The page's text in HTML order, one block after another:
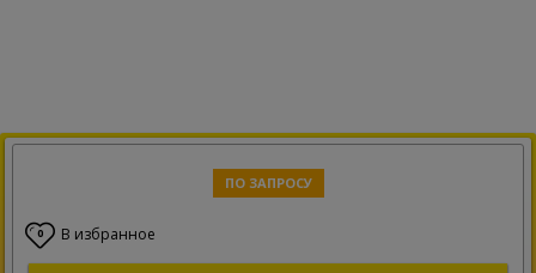
ПО ЗАПРОСУ
0 В избранное